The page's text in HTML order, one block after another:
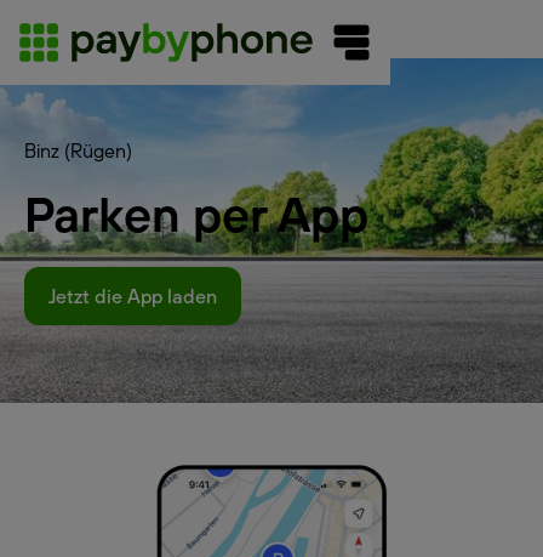
Binz (Rügen)
Parken per App
Jetzt die App laden